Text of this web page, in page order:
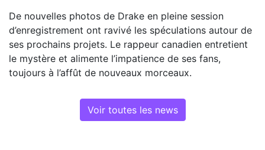
De nouvelles photos de Drake en pleine session
d’enregistrement ont ravivé les spéculations autour de
ses prochains projets. Le rappeur canadien entretient
le mystère et alimente l’impatience de ses fans,
toujours à l’affût de nouveaux morceaux.
Voir toutes les news